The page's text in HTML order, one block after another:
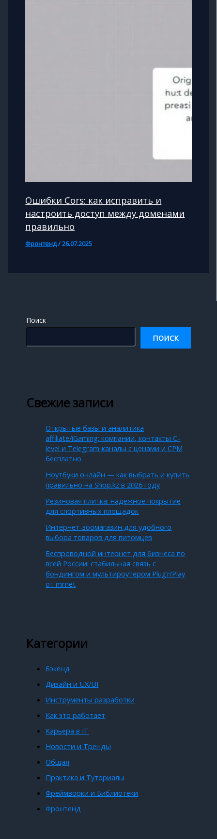
Ошибки Cors: как исправить и
настроить доступ между доменами
правильно
Фронтенд/26.07.2025
Поиск
ПОИСК
Свежие записи
Открытые базы и аналитика
affiliate/iGaming: компании, контакты C-
level и Telegram‑каналы с ценами и CPM
бесплатно
Ноутбуки онлайн — как выбрать и купить
правильно на Shop.kz в 2026 году
Резиновая плитка: надежное покрытие
для спортивных площадок
Интернет-зоомагазин для удобного
выбора товаров для питомцев
Беспроводной интернет для бизнеса по
всей России: стабильная связь с
бондингом и мультироутером Plug’n’Play
от mrnet
Категории
Бэкенд
Дизайн и UX/UI
Инструменты разработки
Как это работает
Карьера в IT
Новости и Тренды
Общая
Практика и Туториалы
Фреймворки и Библиотеки
Фронтенд